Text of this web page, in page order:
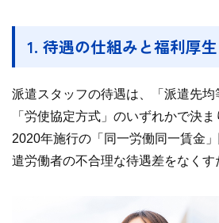
企業の方へ
CMSについて
1. 待遇の仕組みと福利厚生
派遣スタッフの待遇は、「派遣先
「労使協定方式」のいずれかで決ま
2020年施行の「同一労働同一賃金
遣労働者の不合理な待遇差をなくす